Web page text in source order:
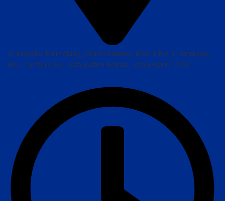
Jl. Inspeksi Kalimalang, Grand Kalimas, Blok A No. 1, Jatimulya,
Kec. Tambun Sel., Kabupaten Bekasi, Jawa Barat 17510